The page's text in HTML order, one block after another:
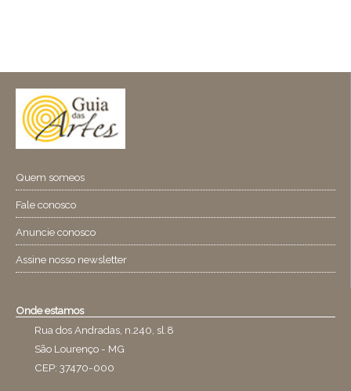
Quem someos
Fale conosco
Anuncie conosco
Assine nosso newsletter
Onde estamos
Rua dos Andradas, n.240, sl.8
São Lourenço - MG
CEP: 37470-000